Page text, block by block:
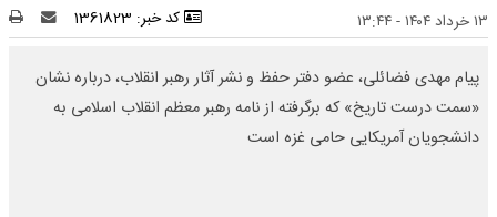
۱۳ خرداد ۱۴۰۴ - ۱۳:۴۴ کد خبر: 1361823
پیام مهدی فضائلی، عضو دفتر حفظ و نشر آثار رهبر انقلاب، درباره نشان
«سمت درست تاریخ» که برگرفته از نامه رهبر معظم انقلاب اسلامی به
دانشجویان آمریکایی حامی غزه است